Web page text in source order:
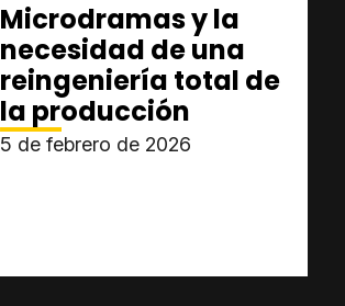
Microdramas y la
necesidad de una
reingeniería total de
la producción
5 de febrero de 2026